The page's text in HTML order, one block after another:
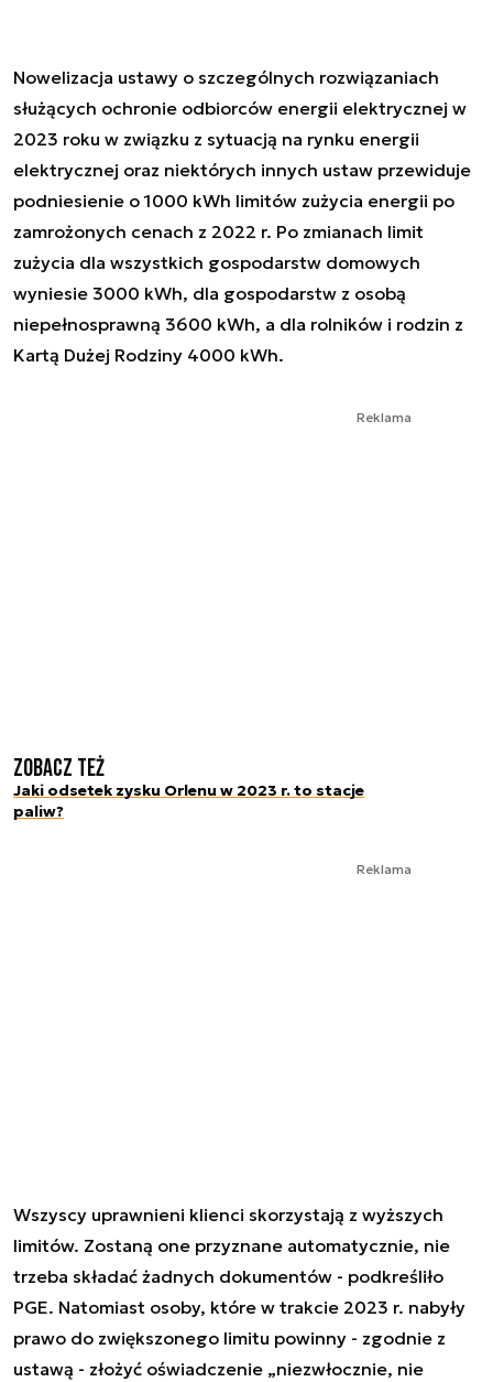
Nowelizacja ustawy o szczególnych rozwiązaniach
służących ochronie odbiorców energii elektrycznej w
2023 roku w związku z sytuacją na rynku energii
elektrycznej oraz niektórych innych ustaw przewiduje
podniesienie o 1000 kWh limitów zużycia energii po
zamrożonych cenach z 2022 r. Po zmianach limit
zużycia dla wszystkich gospodarstw domowych
wyniesie 3000 kWh, dla gospodarstw z osobą
niepełnosprawną 3600 kWh, a dla rolników i rodzin z
Kartą Dużej Rodziny 4000 kWh.
Reklama
Zobacz też
Jaki odsetek zysku Orlenu w 2023 r. to stacje
paliw?
Reklama
Wszyscy uprawnieni klienci skorzystają z wyższych
limitów. Zostaną one przyznane automatycznie, nie
trzeba składać żadnych dokumentów - podkreśliło
PGE. Natomiast osoby, które w trakcie 2023 r. nabyły
prawo do zwiększonego limitu powinny - zgodnie z
ustawą - złożyć oświadczenie „niezwłocznie, nie